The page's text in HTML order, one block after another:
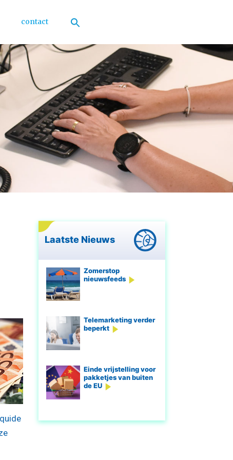
contact
Laatste Nieuws
Zomerstop
nieuwsfeeds
Telemarketing verder
beperkt
Einde vrijstelling voor
pakketjes van buiten
de EU